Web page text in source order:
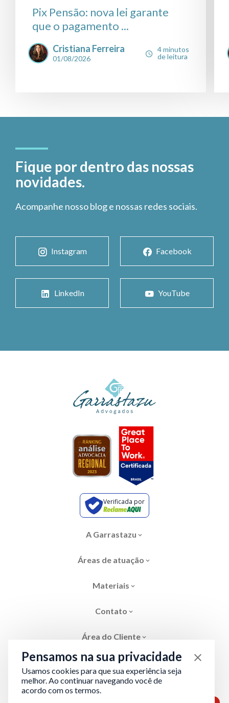
Pix Pensão: nova lei garante
que o pagamento ...
Cristiana Ferreira
01/08/2026
4 minutos
de leitura
Fique por dentro das nossas
novidades.
Acompanhe nosso blog e nossas redes sociais.
Instagram Facebook
LinkedIn YouTube
Verificada por
A Garrastazu
Áreas de atuação
Materiais
Contato
Área do Cliente
Pensamos na sua privacidade
Usamos cookies para que sua experiência seja
melhor. Ao continuar navegando você de
acordo com os termos.